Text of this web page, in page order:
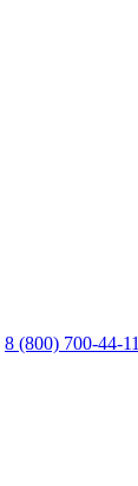
8 (800) 700-44-11